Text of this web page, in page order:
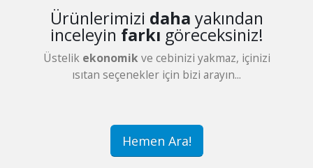
Ürünlerimizi daha yakından
inceleyin farkı göreceksiniz!
Üstelik ekonomik ve cebinizi yakmaz, içinizi
ısıtan seçenekler için bizi arayın...
Hemen Ara!